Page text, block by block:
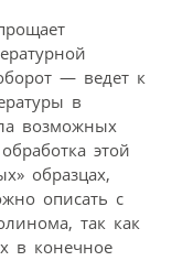
— ведет к
в
возможных
этой
образцах,
описать с
так как
в конечное